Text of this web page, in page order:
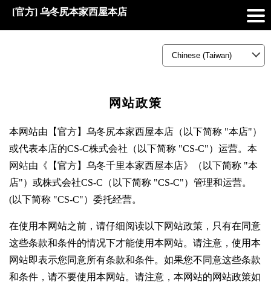
[官方] 乌冬尻本家西屋本店
网站政策
本网站由【官方】乌冬尻本家西屋本店（以下简称 "本店"）
或代表本店的CS-C株式会社（以下简称 "CS-C"）运营。本
网站由《【官方】乌冬千里本家西屋本店》（以下简称 "本
店"）或株式会社CS-C（以下简称 "CS-C"）管理和运营。
(以下简称 "CS-C"）委托经营。
在使用本网站之前，请仔细阅读以下网站政策，只有在同意
这些条款和条件的情况下才能使用本网站。请注意，使用本
网站即表示您同意所有条款和条件。如果您不同意这些条款
和条件，请不要使用本网站。请注意，本网站的网站政策如